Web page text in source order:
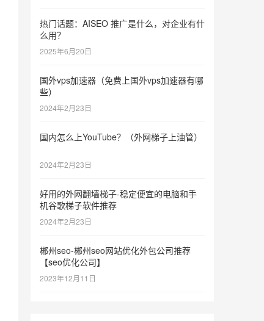
热门话题：AISEO 推广是什么，对企业有什
么用？
2025年6月20日
国外vps加速器（免费上国外vps加速器有哪
些）
2024年2月23日
国内怎么上YouTube？（外网梯子上油管）
2024年2月23日
好用的外网翻墙梯子-稳定便宜的电脑和手
机谷歌梯子软件推荐
2024年2月23日
郴州seo-郴州seo网站优化外包公司推荐
【seo优化公司】
2023年12月11日